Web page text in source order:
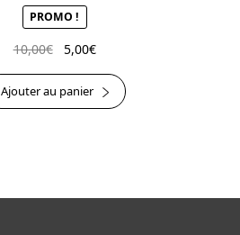
PROMO !
10,00€
Le
initial
était :
5,00€Le
actuel
est :
Ajouter au panier